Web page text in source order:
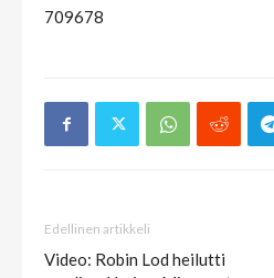
709678
Edellinen artikkeli
Video: Robin Lod heilutti